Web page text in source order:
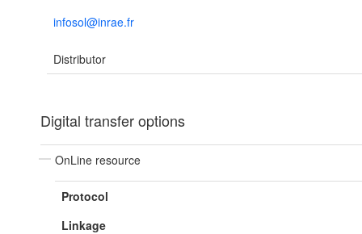
infosol@inrae.fr
Distributor
Digital transfer options
OnLine resource
Protocol
Linkage